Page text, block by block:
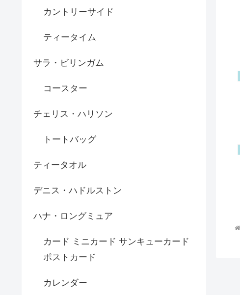
カントリーサイド
ティータイム
サラ・ビリンガム
コースター
チェリス・ハリソン
トートバッグ
ティータオル
デニス・ハドルストン
ハナ・ロングミュア
カード ミニカード サンキューカード
ポストカード
カレンダー